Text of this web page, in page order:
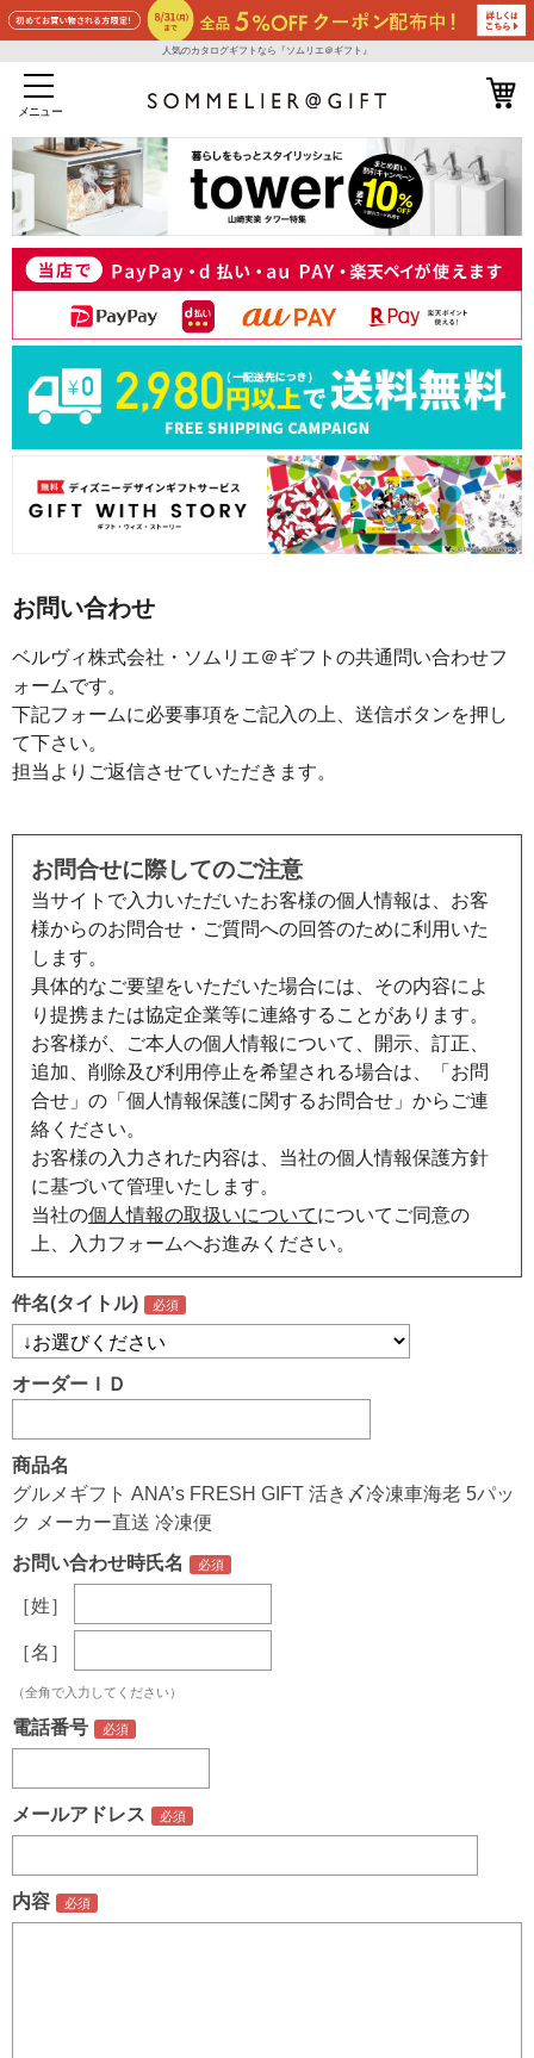
人気のカタログギフトなら『ソムリエ＠ギフト』
メニュー
お問い合わせ
ベルヴィ株式会社・ソムリエ＠ギフトの共通問い合わせフ
ォームです。
下記フォームに必要事項をご記入の上、送信ボタンを押し
て下さい。
担当よりご返信させていただきます。
お問合せに際してのご注意
当サイトで入力いただいたお客様の個人情報は、お客
様からのお問合せ・ご質問への回答のために利用いた
します。
具体的なご要望をいただいた場合には、その内容によ
り提携または協定企業等に連絡することがあります。
お客様が、ご本人の個人情報について、開示、訂正、
追加、削除及び利用停止を希望される場合は、「お問
合せ」の「個人情報保護に関するお問合せ」からご連
絡ください。
お客様の入力された内容は、当社の個人情報保護方針
に基づいて管理いたします。
当社の個人情報の取扱いについてについてご同意の
上、入力フォームへお進みください。
件名(タイトル)
オーダーＩＤ
商品名
グルメギフト ANA’s FRESH GIFT 活き〆冷凍車海老 5パッ
ク メーカー直送 冷凍便
お問い合わせ時氏名
［姓］
［名］
（全角で入力してください）
電話番号
メールアドレス
内容